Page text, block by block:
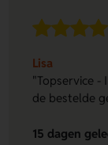
Lisa
"Topservice -
de bestelde
15 dagen